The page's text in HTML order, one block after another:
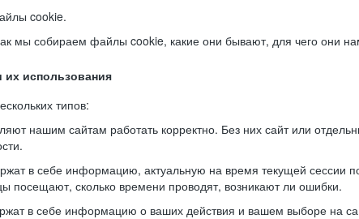
cookie.
мы собираем файлы cookie, какие они бывают, для чего они
использования
типов:
нашим сайтам работать корректно. Без них сайт или
в себе информацию, актуальную на время текущей сессии
посещают, сколько времени проводят, возникают ли ошибки.
в себе информацию о ваших действия и вашем выборе на